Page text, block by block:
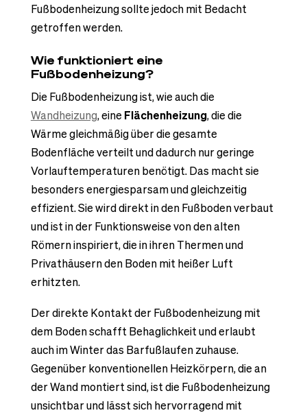
Fußbodenheizung sollte jedoch mit Bedacht
getroffen werden.
Wie funktioniert eine
Fußbodenheizung?
Die Fußbodenheizung ist, wie auch die
Wandheizung, eine Flächenheizung, die die
Wärme gleichmäßig über die gesamte
Bodenfläche verteilt und dadurch nur geringe
Vorlauftemperaturen benötigt. Das macht sie
besonders energiesparsam und gleichzeitig
effizient. Sie wird direkt in den Fußboden verbaut
und ist in der Funktionsweise von den alten
Römern inspiriert, die in ihren Thermen und
Privathäusern den Boden mit heißer Luft
erhitzten.
Der direkte Kontakt der Fußbodenheizung mit
dem Boden schafft Behaglichkeit und erlaubt
auch im Winter das Barfußlaufen zuhause.
Gegenüber konventionellen Heizkörpern, die an
der Wand montiert sind, ist die Fußbodenheizung
unsichtbar und lässt sich hervorragend mit